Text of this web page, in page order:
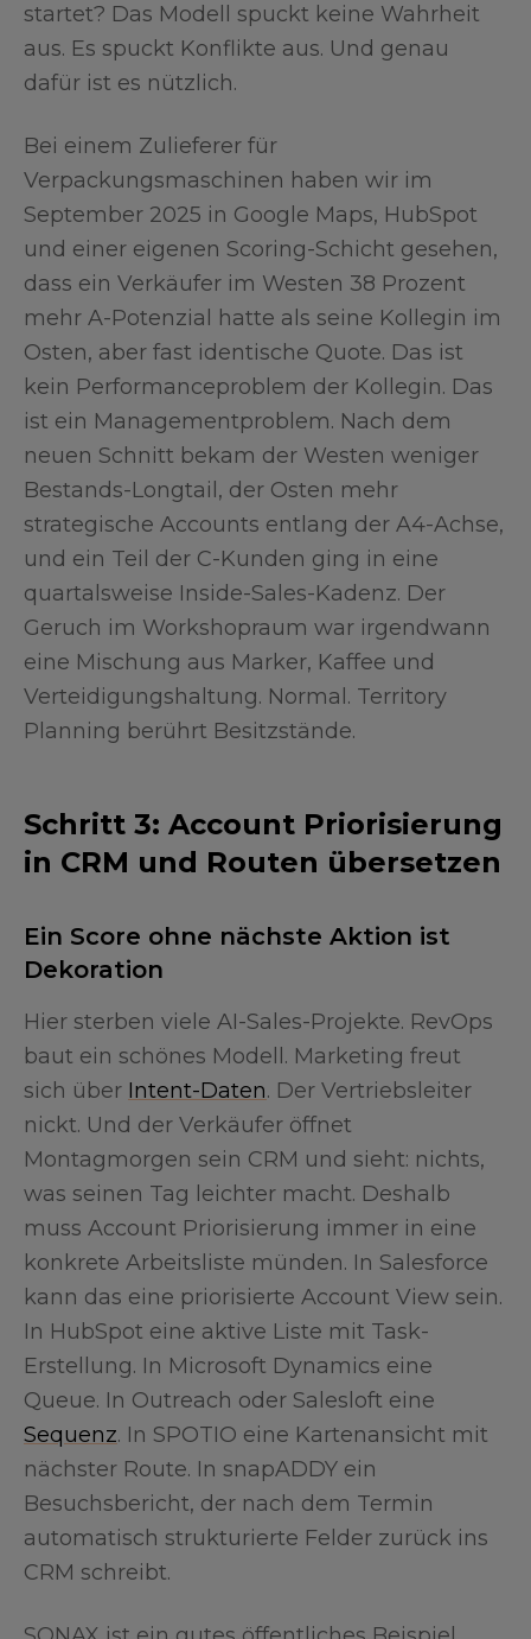
startet? Das Modell spuckt keine Wahrheit
aus. Es spuckt Konflikte aus. Und genau
dafür ist es nützlich.
Bei einem Zulieferer für
Verpackungsmaschinen haben wir im
September 2025 in Google Maps, HubSpot
und einer eigenen Scoring-Schicht gesehen,
dass ein Verkäufer im Westen 38 Prozent
mehr A-Potenzial hatte als seine Kollegin im
Osten, aber fast identische Quote. Das ist
kein Performanceproblem der Kollegin. Das
ist ein Managementproblem. Nach dem
neuen Schnitt bekam der Westen weniger
Bestands-Longtail, der Osten mehr
strategische Accounts entlang der A4-Achse,
und ein Teil der C-Kunden ging in eine
quartalsweise Inside-Sales-Kadenz. Der
Geruch im Workshopraum war irgendwann
eine Mischung aus Marker, Kaffee und
Verteidigungshaltung. Normal. Territory
Planning berührt Besitzstände.
Schritt 3: Account Priorisierung
in CRM und Routen übersetzen
Ein Score ohne nächste Aktion ist
Dekoration
Hier sterben viele AI-Sales-Projekte. RevOps
baut ein schönes Modell. Marketing freut
sich über Intent-Daten. Der Vertriebsleiter
nickt. Und der Verkäufer öffnet
Montagmorgen sein CRM und sieht: nichts,
was seinen Tag leichter macht. Deshalb
muss Account Priorisierung immer in eine
konkrete Arbeitsliste münden. In Salesforce
kann das eine priorisierte Account View sein.
In HubSpot eine aktive Liste mit Task-
Erstellung. In Microsoft Dynamics eine
Queue. In Outreach oder Salesloft eine
Sequenz. In SPOTIO eine Kartenansicht mit
nächster Route. In snapADDY ein
Besuchsbericht, der nach dem Termin
automatisch strukturierte Felder zurück ins
CRM schreibt.